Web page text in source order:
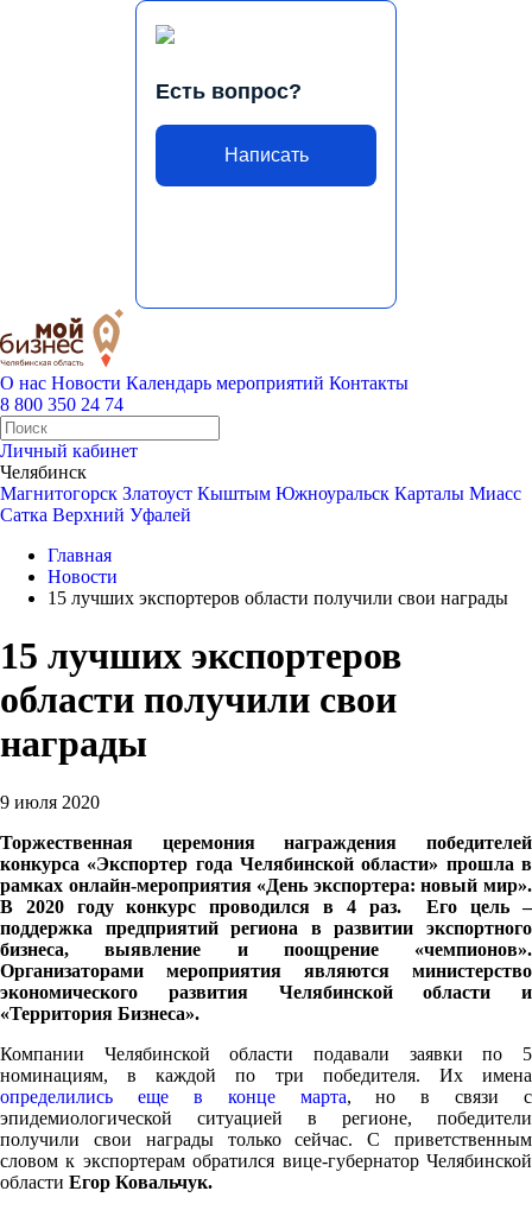
Есть вопрос?
Написать
О нас Новости Календарь мероприятий Контакты
8 800 350 24 74
Личный кабинет
Челябинск
Магнитогорск Златоуст Кыштым Южноуральск Карталы Миасс
Сатка Верхний Уфалей
Главная
Новости
15 лучших экспортеров области получили свои награды
15 лучших экспортеров
области получили свои
награды
9 июля 2020
Торжественная церемония награждения победителей
конкурса «Экспортер года Челябинской области» прошла в
рамках онлайн-мероприятия «День экспортера: новый мир».
В 2020 году конкурс проводился в 4 раз.
Его цель –
поддержка предприятий региона в развитии экспортного
бизнеса, выявление и поощрение «чемпионов».
Организаторами мероприятия являются министерство
экономического развития Челябинской области и
«Территория Бизнеса».
Компании Челябинской области подавали заявки по 5
номинациям, в каждой по три победителя. Их имена
определились еще в конце марта, но в связи с
эпидемиологической ситуацией в регионе, победители
получили свои награды только сейчас. С приветственным
словом к экспортерам обратился вице-губернатор Челябинской
области Егор Ковальчук.